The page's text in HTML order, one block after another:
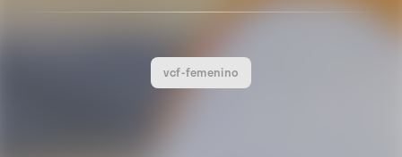
vcf-femenino